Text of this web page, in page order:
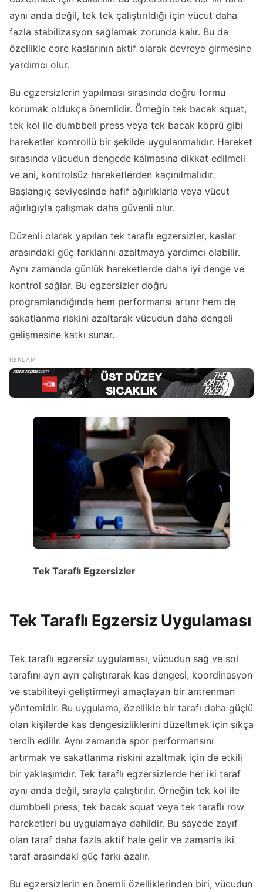
aynı anda değil, tek tek çalıştırıldığı için vücut daha
fazla stabilizasyon sağlamak zorunda kalır. Bu da
özellikle core kaslarının aktif olarak devreye girmesine
yardımcı olur.
Bu egzersizlerin yapılması sırasında doğru formu
korumak oldukça önemlidir. Örneğin tek bacak squat,
tek kol ile dumbbell press veya tek bacak köprü gibi
hareketler kontrollü bir şekilde uygulanmalıdır. Hareket
sırasında vücudun dengede kalmasına dikkat edilmeli
ve ani, kontrolsüz hareketlerden kaçınılmalıdır.
Başlangıç seviyesinde hafif ağırlıklarla veya vücut
ağırlığıyla çalışmak daha güvenli olur.
Düzenli olarak yapılan tek taraflı egzersizler, kaslar
arasındaki güç farklarını azaltmaya yardımcı olabilir.
Aynı zamanda günlük hareketlerde daha iyi denge ve
kontrol sağlar. Bu egzersizler doğru
programlandığında hem performansı artırır hem de
sakatlanma riskini azaltarak vücudun daha dengeli
gelişmesine katkı sunar.
Tek Taraflı Egzersizler
Tek Taraflı Egzersiz Uygulaması
Tek taraflı egzersiz uygulaması, vücudun sağ ve sol
tarafını ayrı ayrı çalıştırarak kas dengesi, koordinasyon
ve stabiliteyi geliştirmeyi amaçlayan bir antrenman
yöntemidir. Bu uygulama, özellikle bir tarafı daha güçlü
olan kişilerde kas dengesizliklerini düzeltmek için sıkça
tercih edilir. Aynı zamanda spor performansını
artırmak ve sakatlanma riskini azaltmak için de etkili
bir yaklaşımdır. Tek taraflı egzersizlerde her iki taraf
aynı anda değil, sırayla çalıştırılır. Örneğin tek kol ile
dumbbell press, tek bacak squat veya tek taraflı row
hareketleri bu uygulamaya dahildir. Bu sayede zayıf
olan taraf daha fazla aktif hale gelir ve zamanla iki
taraf arasındaki güç farkı azalır.
Bu egzersizlerin en önemli özelliklerinden biri, vücudun